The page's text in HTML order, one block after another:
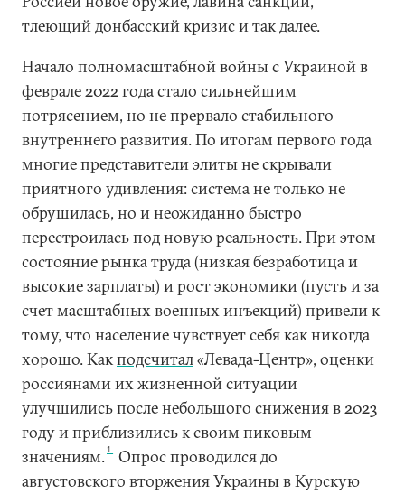
тлеющий донбасский кризис и так далее.
Начало полномасштабной войны с Украиной в
феврале 2022 года стало сильнейшим
потрясением, но не прервало стабильного
внутреннего развития. По итогам первого года
многие представители элиты не скрывали
приятного удивления: система не только не
обрушилась, но и неожиданно быстро
перестроилась под новую реальность. При этом
состояние рынка труда (низкая безработица и
высокие зарплаты) и рост экономики (пусть и за
счет масштабных военных инъекций) привели к
тому, что население чувствует себя как никогда
хорошо. Какподсчитал«Левада-Центр», оценки
россиянами их жизненной ситуации
улучшились после небольшого снижения в 2023
году и приблизились к своим пиковым
значениям.1
Опрос проводился до
августовского вторжения Украины в Курскую